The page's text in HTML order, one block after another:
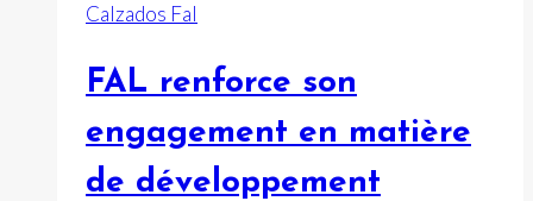
une
durable
Calzados Fal
FAL renforce son
engagement en matière
de développement